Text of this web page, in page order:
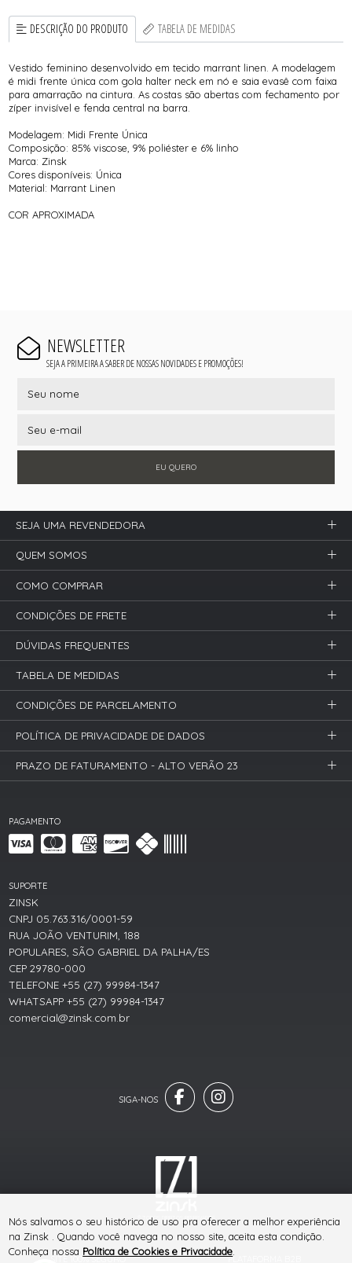
DESCRIÇÃO DO PRODUTO TABELA DE MEDIDAS
Vestido feminino desenvolvido em tecido marrant linen. A modelagem
é midi frente única com gola halter neck em nó e saia evasê com faixa
para amarração na cintura. As costas são abertas com fechamento por
zíper invisível e fenda central na barra.
Modelagem: Midi Frente Única
Composição: 85% viscose, 9% poliéster e 6% linho
Marca: Zinsk
Cores disponíveis: Única
Material: Marrant Linen
COR APROXIMADA
NEWSLETTER
SEJA A PRIMEIRA A SABER DE NOSSAS NOVIDADES E PROMOÇÕES!
EU QUERO
PAGAMENTO
SITE 100% SEGURO PLATAFORMA B2B
SUPORTE
ZINSK
CNPJ 05.763.316/0001-59
RUA JOÃO VENTURIM, 188
POPULARES, SÃO GABRIEL DA PALHA/ES
CEP 29780-000
TELEFONE +55 (27) 99984-1347
WHATSAPP +55 (27) 99984-1347
comercial@zinsk.com.br
SEJA UMA REVENDEDORA
QUEM SOMOS
COMO COMPRAR
CONDIÇÕES DE FRETE
DÚVIDAS FREQUENTES
TABELA DE MEDIDAS
CONDIÇÕES DE PARCELAMENTO
POLÍTICA DE PRIVACIDADE DE DADOS
PRAZO DE FATURAMENTO - ALTO VERÃO 23
® TODOS DIREITOS RESERVADOS
Nós salvamos o seu histórico de uso pra oferecer a melhor experiência
na Zinsk . Quando você navega no nosso site, aceita esta condição.
Conheça nossa Política de Cookies e Privacidade